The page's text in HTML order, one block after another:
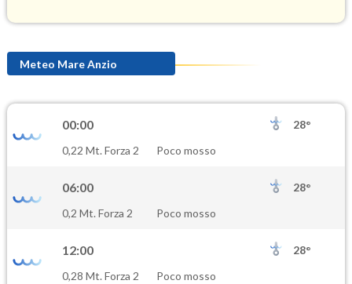
(Ozono) 96.3
(Diossido di azoto)
PM10
PM25
Meteo Mare Anzio
00:00
28°
0,22 Mt. Forza 2
Poco mosso
06:00
28°
0,2 Mt. Forza 2
Poco mosso
12:00
28°
0,28 Mt. Forza 2
Poco mosso